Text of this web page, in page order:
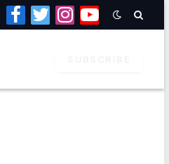
Facebook
TwitterInstagramYouTube